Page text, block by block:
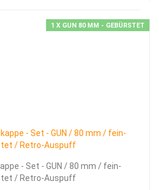
1 X GUN 80 MM - GEBÜRSTET
- Set - GUN / 80 mm / fein-
/ Retro-Auspuff